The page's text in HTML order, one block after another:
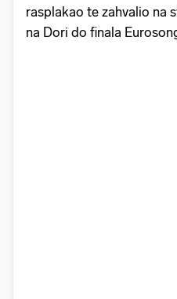
rasplakao te zahvalio na
na Dori do finala